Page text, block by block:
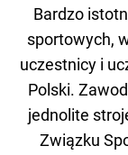
Bardzo
sportowych,
uczestnicy i
Polski.
jednolite
Związku